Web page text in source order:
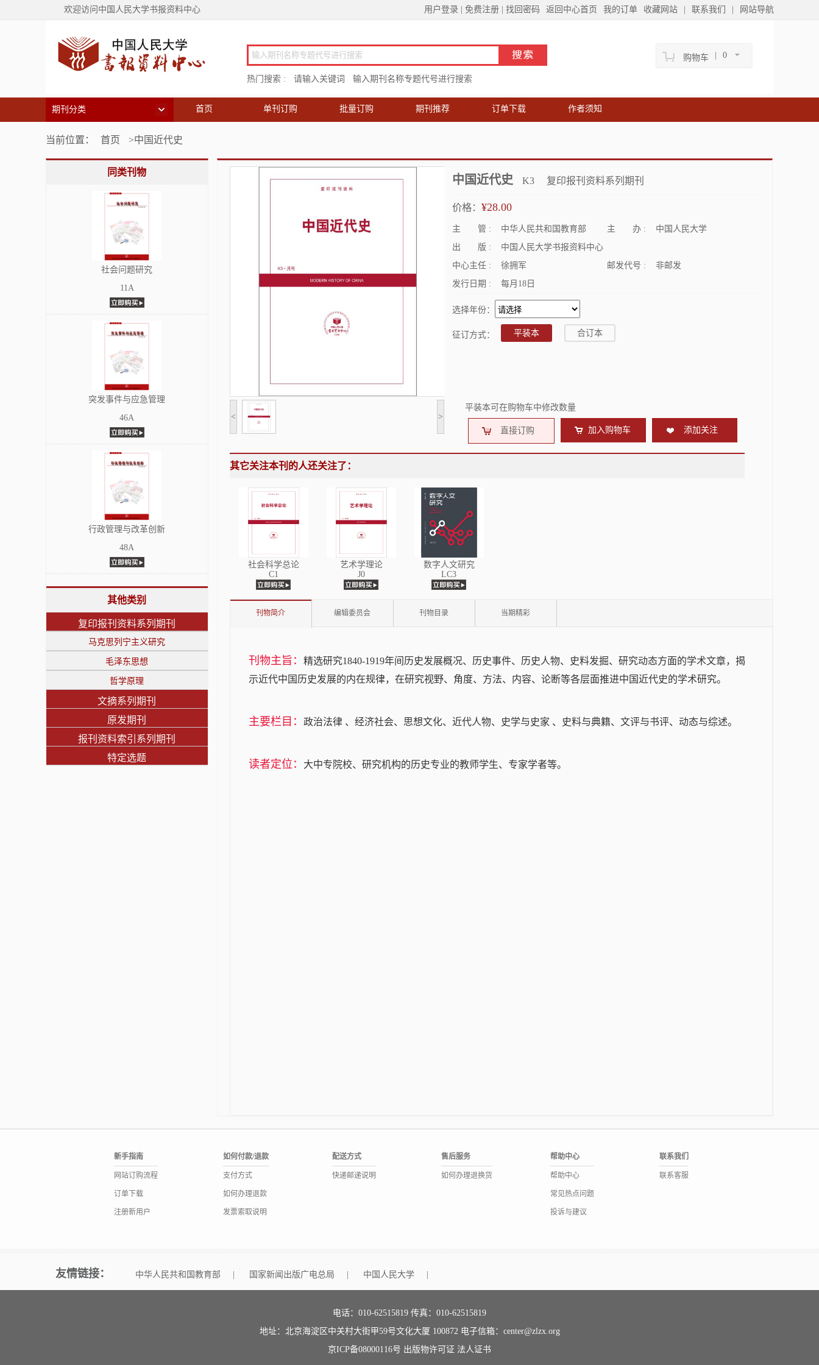
欢迎访问中国人民大学书报资料中心 用户登录 免费注册| 找回密码 返回中心首页 我的订单 收藏网站 联系我们 网站导航
热门搜索 : 请输入关键词 输入期刊名称专题代号进行搜索
购物车 0
期刊分类 首页 单刊订购 批量订购 期刊推荐 订单下载 作者须知
当前位置： 首页 >中国近代史
同类刊物
社会问题研究
11A
突发事件与应急管理
46A
行政管理与改革创新
48A
其他类别
复印报刊资料系列期刊
马克思列宁主义研究
毛泽东思想
哲学原理
文摘系列期刊
原发期刊
报刊资料索引系列期刊
特定选题
< >
中国近代史 K3 复印报刊资料系列期刊
价格： ¥28.00
主 管 : 中华人民共和国教育部 主 办 :
中国人民大学
出 版 :
中国人民大学书报资料中心
中心主任 :
徐拥军 邮发代号 :
非邮发
发行日期 :
每月18日
选择年份：
征订方式： 平装本 合订本
平装本可在购物车中修改数量
直接订购 加入购物车 添加关注
其它关注本刊的人还关注了：
社会科学总论
C1
艺术学理论
J0
数字人文研究
LC3
刊物简介 编辑委员会 刊物目录 当期精彩
刊物主旨：
精选研究1840-1919年间历史发展概况、历史事件、历史人物、史料发掘、研究动态方面的学术文章，揭
示近代中国历史发展的内在规律，在研究视野、角度、方法、内容、论断等各层面推进中国近代史的学术研究。
主要栏目： 政治法律 、经济社会、思想文化、近代人物、史学与史家 、史料与典籍、文评与书评、动态与综述。
读者定位： 大中专院校、研究机构的历史专业的教师学生、专家学者等。
新手指南
网站订购流程
订单下载
注册新用户
如何付款/退款
支付方式
如何办理退款
发票索取说明
配送方式
快递邮递说明
售后服务
如何办理退换货
帮助中心
帮助中心
常见热点问题
投诉与建议
联系我们
联系客服
友情链接： 中华人民共和国教育部 国家新闻出版广电总局 中国人民大学
电话：010-62515819 传真：010-62515819
地址：北京海淀区中关村大街甲59号文化大厦 100872 电子信箱：center@zlzx.org
京ICP备08000116号 出版物许可证 法人证书